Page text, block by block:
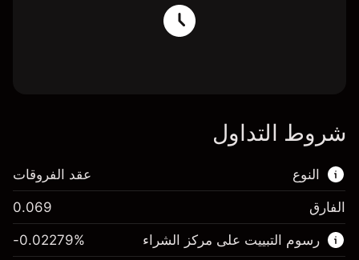
شروط التداول
النوع
هذا السوق المالي متاح للتداول من خلال عقود
الفروقات.
عقد الفروقات
الفارق 0.069
رسوم التبييت على مركز الشراء -0.02279%